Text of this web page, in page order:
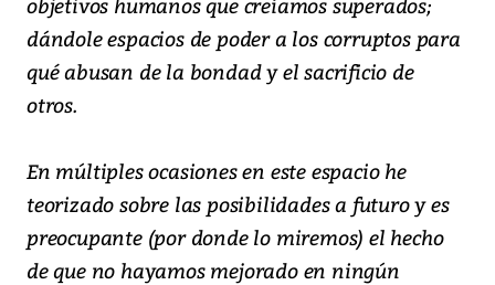
dándole espacios de poder a los corruptos para
qué abusan de la bondad y el sacrificio de
otros.
En múltiples ocasiones en este espacio he
teorizado sobre las posibilidades a futuro y es
preocupante (por donde lo miremos) el hecho
de que no hayamos mejorado en ningún